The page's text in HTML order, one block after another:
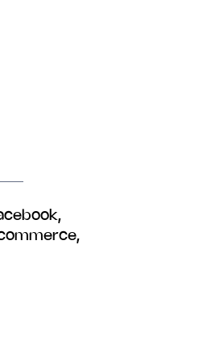
,
,